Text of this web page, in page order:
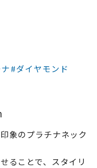
#ダイヤモンド
象のプラチナネック
ることで、スタイリ